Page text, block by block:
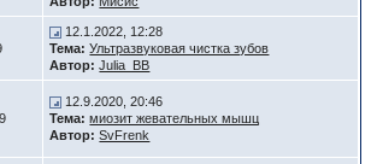
12.1.2022, 12:28
Тема: Ультразвуковая чистка зубов
Автор: Julia_BB
12.9.2020, 20:46
Тема: миозит жевательных мышц
Автор: SvFrenk